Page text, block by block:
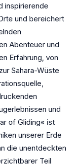
inspirierende
und bereichert
Abenteuer und
Erfahrung, von
Sahara-Wüste
und
of Gliding« ist
unserer Erde
die unentdeckten
Teil